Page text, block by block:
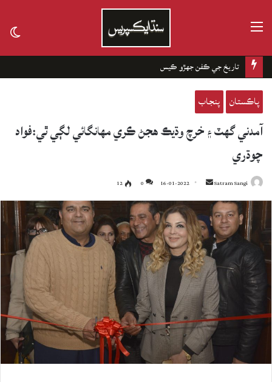
چانهه جا باغ
پاڪستان پنجاب
آمدني گهٽ ۽ خرچ وڌيڪ هجڻ ڪري مهانگائي لڳي ٿي:فواد
چوڌري
Satram Sangi
Send
an
email
16-01-2022
0
12